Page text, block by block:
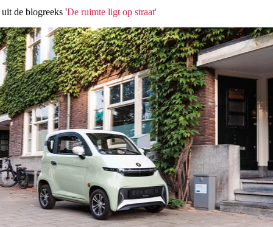
de blogreeks 'De ruimte ligt op straat'